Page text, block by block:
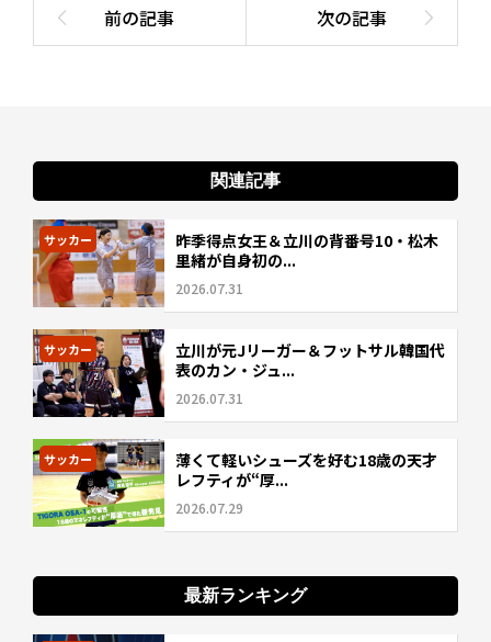
関連記事
サッカー
昨季得点女王＆立川の背番号10・松木
里緒が自身初の...
2026.07.31
サッカー
立川が元Jリーガー＆フットサル韓国代
表のカン・ジュ...
2026.07.31
サッカー
薄くて軽いシューズを好む18歳の天才
レフティが“厚...
2026.07.29
最新ランキング